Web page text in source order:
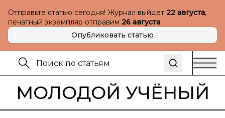
Отправьте статью сегодня! Журнал выйдет 22 августа,
печатный экземпляр отправим 26 августа
Опубликовать статью
МОЛОДОЙ УЧЁНЫЙ